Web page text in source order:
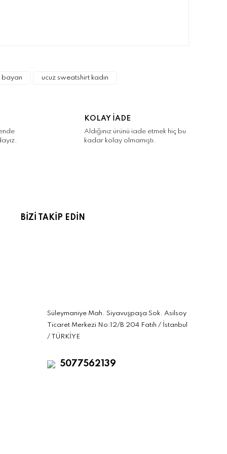
bayan ucuz sweatshirt kadın
KOLAY İADE
Aldığınız ürünü iade etmek hiç bu
kadar kolay olmamıştı.
BİZİ TAKİP EDİN
Süleymaniye Mah. Siyavuşpaşa Sok. Asilsoy
Ticaret Merkezi No:12/B 204 Fatih / İstanbul
/ TÜRKİYE
5077562139